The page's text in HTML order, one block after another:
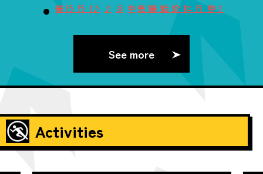
催！う！う！♪ ♪ 彡 中 売！催！始！介！に！う！中！
See more
Activities